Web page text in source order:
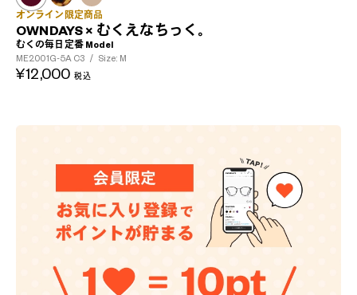
オンライン限定商品
OWNDAYS × むくえなちっく。
むくの毎日定番 Model
ME2001G-5A C3 / Size: M
¥12,000 税込